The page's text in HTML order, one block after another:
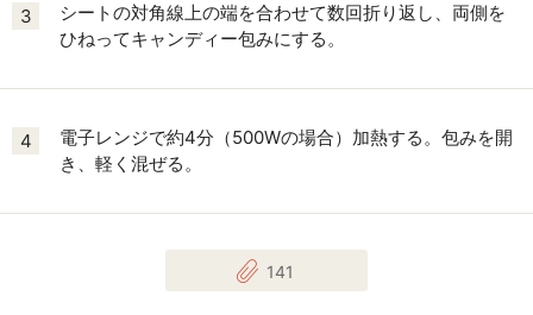
3
シートの対角線上の端を合わせて数回折り返し、両側を
ひねってキャンディー包みにする。
4
電子レンジで約4分（500Wの場合）加熱する。包みを開
き、軽く混ぜる。
141